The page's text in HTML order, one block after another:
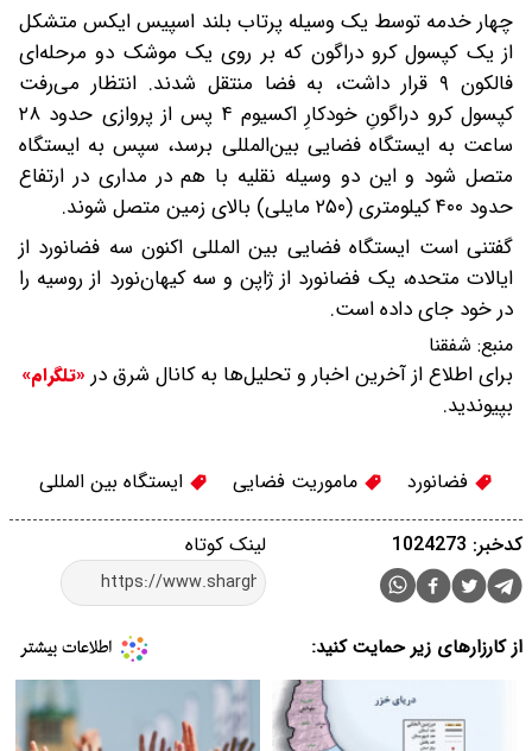
چهار خدمه توسط یک وسیله پرتاب بلند اسپیس ایکس متشکل
از یک کپسول کرو دراگون که بر روی یک موشک دو مرحله‌ای
فالکون ۹ قرار داشت، به فضا منتقل شدند. انتظار می‌رفت
کپسول کرو دراگونِ خودکارِ اکسیوم ۴ پس از پروازی حدود ۲۸
ساعت به ایستگاه فضایی بین‌المللی برسد، سپس به ایستگاه
متصل شود و این دو وسیله نقلیه با هم در مداری در ارتفاع
حدود ۴۰۰ کیلومتری (۲۵۰ مایلی) بالای زمین متصل شوند.
گفتنی است ایستگاه فضایی بین المللی اکنون سه فضانورد از
ایالات متحده، یک فضانورد از ژاپن و سه کیهان‌نورد از روسیه را
در خود جای داده است.
منبع: شفقنا
برای اطلاع از آخرین اخبار و تحلیل‌ها به کانال شرق در «تلگرام»
بپیوندید.
فضانورد ماموریت فضایی ایستگاه بین المللی
لینک کوتاه کدخبر: 1024273
از کارزارهای زیر حمایت کنید: